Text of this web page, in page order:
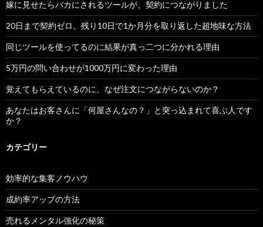
嫁に見せたらバカにされるツールが、契約につながりました
20日まで契約ゼロ。残り10日で1か月分を取り返した超地味な方法
同じツールを使ってるのに結果が真っ二つに分かれる理由
5万円の問い合わせが1000万円に変わった理由
覚えてもらえているのに、なぜ注文につながらないのか？
あなたはお客さんに「何屋さんなの？」と突っ込まれて喜ぶ人です
か？
カテゴリー
効率的な集客ノウハウ
成約率アップの方法
売れるメンタル強化の秘策